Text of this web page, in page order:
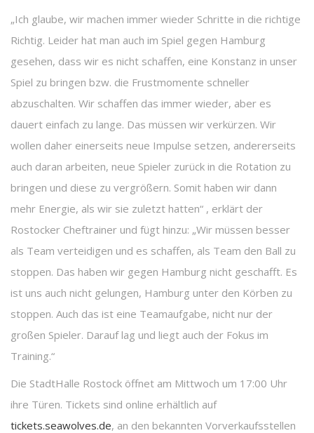
„Ich glaube, wir machen immer wieder Schritte in die richtige
Richtig. Leider hat man auch im Spiel gegen Hamburg
gesehen, dass wir es nicht schaffen, eine Konstanz in unser
Spiel zu bringen bzw. die Frustmomente schneller
abzuschalten. Wir schaffen das immer wieder, aber es
dauert einfach zu lange. Das müssen wir verkürzen. Wir
wollen daher einerseits neue Impulse setzen, andererseits
auch daran arbeiten, neue Spieler zurück in die Rotation zu
bringen und diese zu vergrößern. Somit haben wir dann
mehr Energie, als wir sie zuletzt hatten“ , erklärt der
Rostocker Cheftrainer und fügt hinzu: „Wir müssen besser
als Team verteidigen und es schaffen, als Team den Ball zu
stoppen. Das haben wir gegen Hamburg nicht geschafft. Es
ist uns auch nicht gelungen, Hamburg unter den Körben zu
stoppen. Auch das ist eine Teamaufgabe, nicht nur der
großen Spieler. Darauf lag und liegt auch der Fokus im
Training.“
Die StadtHalle Rostock öffnet am Mittwoch um 17:00 Uhr
ihre Türen. Tickets sind online erhältlich auf
tickets.seawolves.de, an den bekannten Vorverkaufsstellen